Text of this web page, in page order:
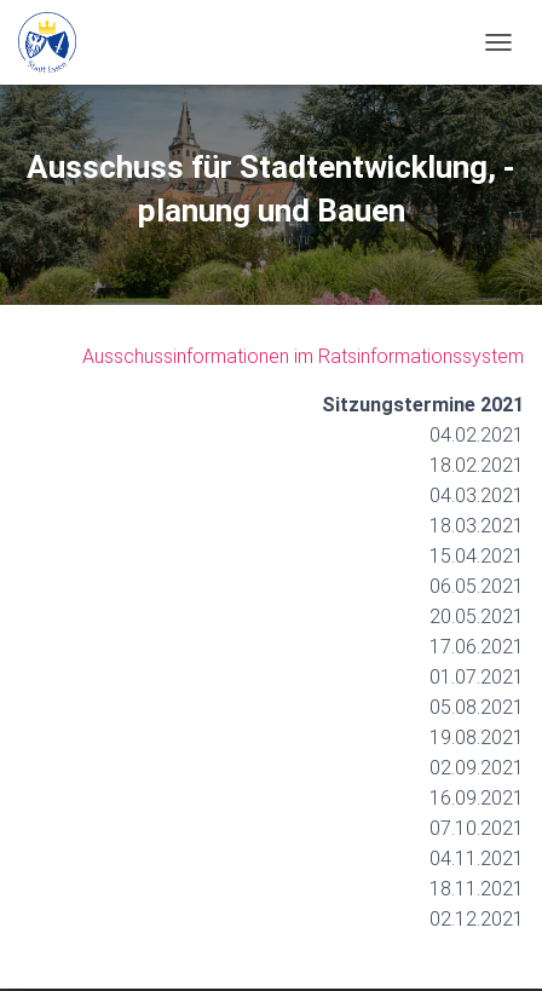
A
V
I
G
A
T
I
O
N
U
C
A
L
E
N
Ausschuss für Stadtentwicklung, -
planung und Bauen
Ausschussinformationen im Ratsinformationssystem
Sitzungstermine 2021
04.02.2021
18.02.2021
04.03.2021
18.03.2021
15.04.2021
06.05.2021
20.05.2021
17.06.2021
01.07.2021
05.08.2021
19.08.2021
02.09.2021
16.09.2021
07.10.2021
04.11.2021
18.11.2021
02.12.2021